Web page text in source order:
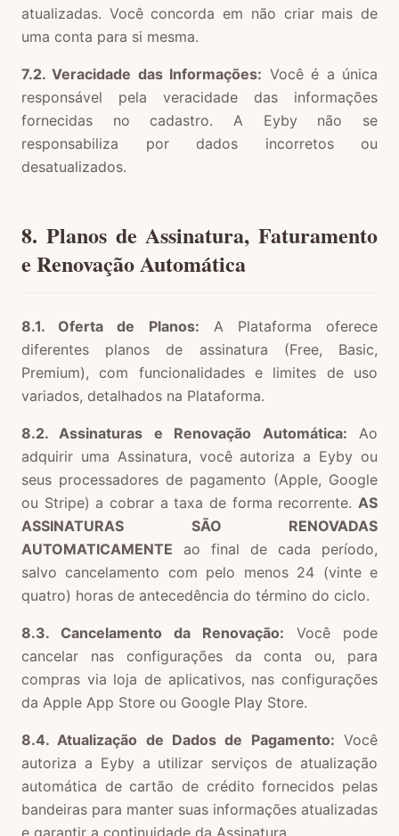
atualizadas. Você concorda em não criar mais de
uma conta para si mesma.
7.2. Veracidade das Informações: Você é a única
responsável pela veracidade das informações
fornecidas no cadastro. A Eyby não se
responsabiliza por dados incorretos ou
desatualizados.
8. Planos de Assinatura, Faturamento
e Renovação Automática
8.1. Oferta de Planos: A Plataforma oferece
diferentes planos de assinatura (Free, Basic,
Premium), com funcionalidades e limites de uso
variados, detalhados na Plataforma.
8.2. Assinaturas e Renovação Automática: Ao
adquirir uma Assinatura, você autoriza a Eyby ou
seus processadores de pagamento (Apple, Google
ou Stripe) a cobrar a taxa de forma recorrente. AS
ASSINATURAS SÃO RENOVADAS
AUTOMATICAMENTE ao final de cada período,
salvo cancelamento com pelo menos 24 (vinte e
quatro) horas de antecedência do término do ciclo.
8.3. Cancelamento da Renovação: Você pode
cancelar nas configurações da conta ou, para
compras via loja de aplicativos, nas configurações
da Apple App Store ou Google Play Store.
8.4. Atualização de Dados de Pagamento: Você
autoriza a Eyby a utilizar serviços de atualização
automática de cartão de crédito fornecidos pelas
bandeiras para manter suas informações atualizadas
e garantir a continuidade da Assinatura.